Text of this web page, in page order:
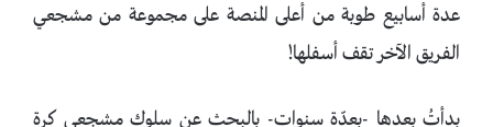
عدة أسابيع طوبة من أعلى المنصة على مجموعة من مشجعي
الفريق الآخر تقف أسفلها!
بدأتُ بعدها -بعدّة سنوات- بالبحث عن سلوك مشجعي كرة